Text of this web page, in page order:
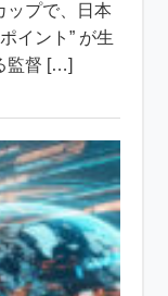
ップで、日本
イント” が生
監督 […]